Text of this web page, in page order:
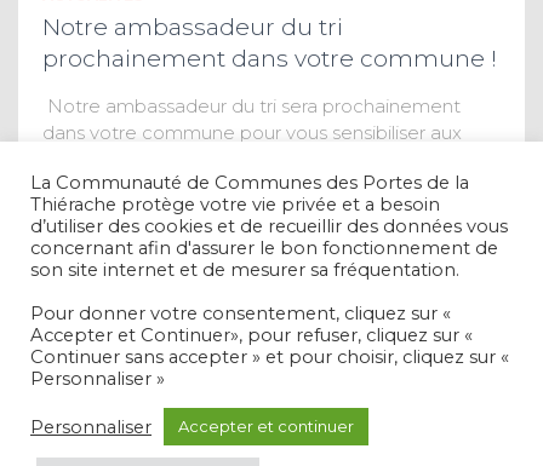
Notre ambassadeur du tri
prochainement dans votre commune !
Notre ambassadeur du tri sera prochainement
dans votre commune pour vous sensibiliser aux
questions. Il se présente avec son badge et la
communication officielle de la CCPT. Lire la suite
MENTIONS LÉGALES ET RGPD
La Communauté de Communes des Portes de la
Thiérache protège votre vie privée et a besoin
d’utiliser des cookies et de recueillir des données vous
concernant afin d'assurer le bon fonctionnement de
son site internet et de mesurer sa fréquentation.
Pour donner votre consentement, cliquez sur «
Accepter et Continuer», pour refuser, cliquez sur «
Continuer sans accepter » et pour choisir, cliquez sur «
Personnaliser »
Personnaliser Accepter et continuer